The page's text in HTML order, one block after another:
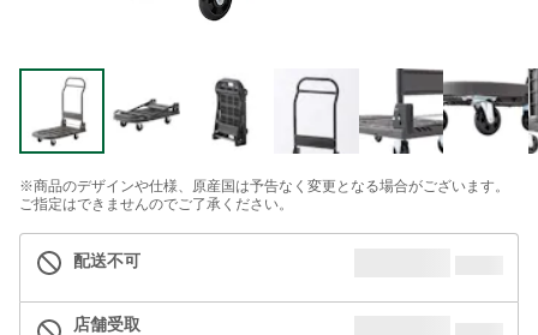
※商品のデザインや仕様、原産国は予告なく変更となる場合がございます。
ご指定はできませんのでご了承ください。
配送不可
店舗受取